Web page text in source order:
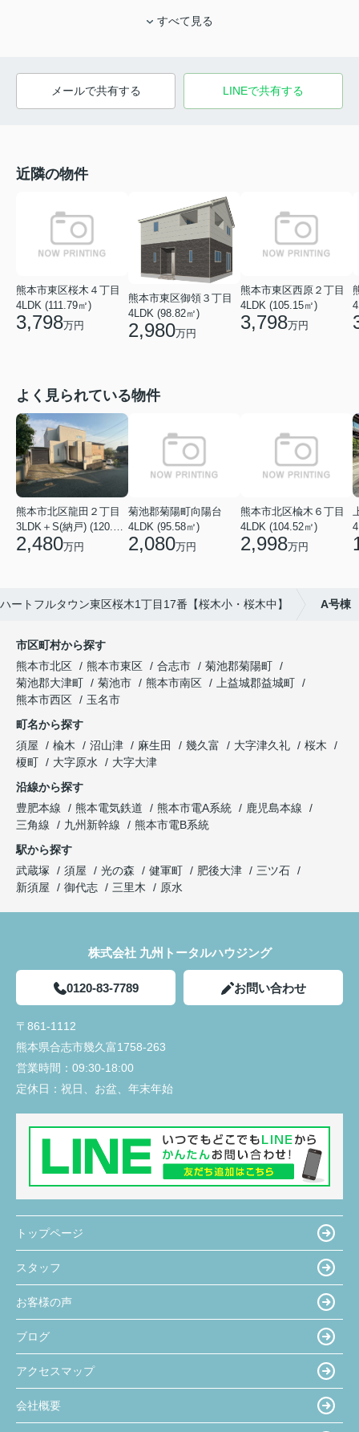
すべて見る
メールで共有する LINEで共有する
近隣の物件
熊本市東区桜木４丁目
4LDK (111.79㎡)
3,798万円
熊本市東区御領３丁目
4LDK (98.82㎡)
2,980万円
熊本市東区西原２丁目
4LDK (105.15㎡)
3,798万円
よく見られている物件
熊本市北区龍田２丁目
3LDK＋S(納戸) (120.48㎡)
2,480万円
菊池郡菊陽町向陽台
4LDK (95.58㎡)
2,080万円
熊本市北区楡木６丁目
4LDK (104.52㎡)
2,998万円
トフルタウン東区桜木1丁目17番【桜木小・桜木中】 A号棟
市区町村から探す
熊本市北区
熊本市東区 合志市
菊池郡菊陽町
菊池郡大津町
菊池市 熊本市南区
上益城郡益城町
熊本市西区
玉名市
町名から探す
須屋
楡木 沼山津 麻生田 幾久富 大字津久礼
桜木
榎町
大字原水
大字大津
沿線から探す
豊肥本線
熊本電気鉄道 熊本市電A系統
鹿児島本線
三角線
九州新幹線
熊本市電B系統
駅から探す
武蔵塚
須屋 光の森 健軍町 肥後大津
三ツ石
新須屋
御代志 三里木 原水
株式会社 九州トータルハウジング
0120-83-7789 お問い合わせ
〒861-1112
熊本県合志市幾久富1758-263
営業時間： 09:30-18:00
定休日： 祝日、お盆、年末年始
トップページ
スタッフ
お客様の声
ブログ
アクセスマップ
会社概要